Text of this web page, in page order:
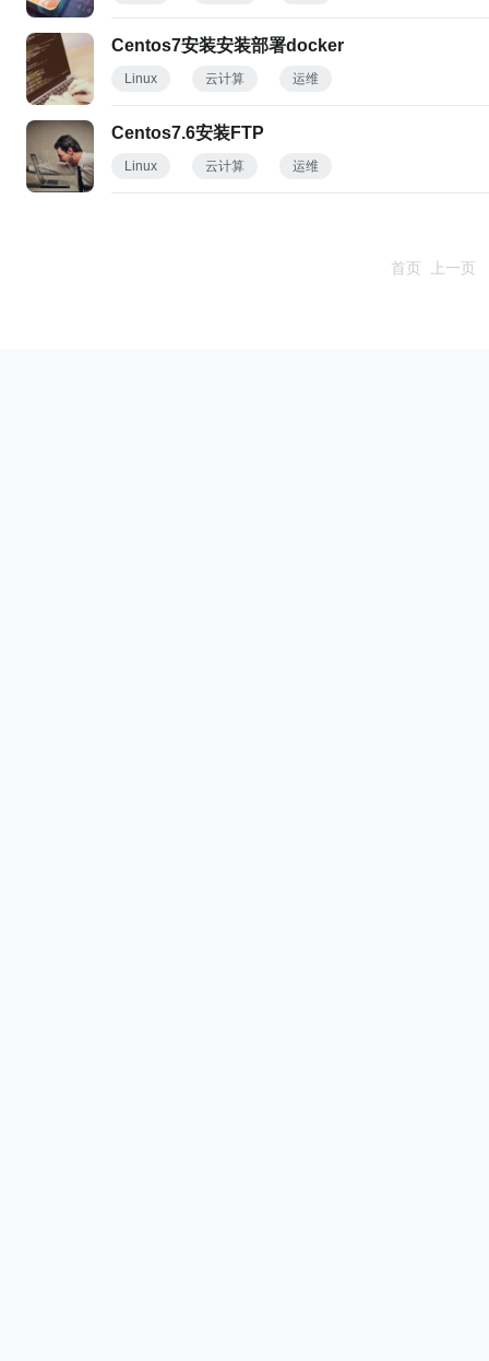
Centos7安装安装部署docker
Linux 云计算 运维
Centos7.6安装FTP
Linux 云计算 运维
首页 上一页